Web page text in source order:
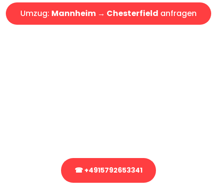
Umzug: Mannheim → Chesterfield anfragen
☎ +4915792653341